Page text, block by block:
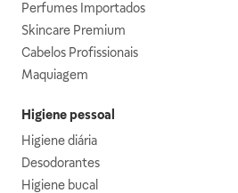
Perfumes Importados
Skincare Premium
Cabelos Profissionais
Maquiagem
Higiene pessoal
Higiene diária
Desodorantes
Higiene bucal